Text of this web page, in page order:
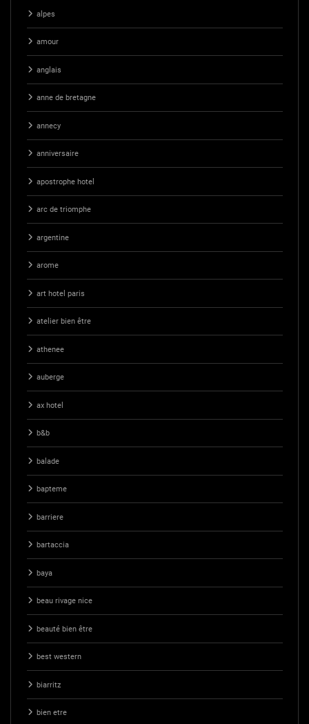
alpes
amour
anglais
anne de bretagne
annecy
anniversaire
apostrophe hotel
arc de triomphe
argentine
arome
art hotel paris
atelier bien être
athenee
auberge
ax hotel
b&b
balade
bapteme
barriere
bartaccia
baya
beau rivage nice
beauté bien être
best western
biarritz
bien etre